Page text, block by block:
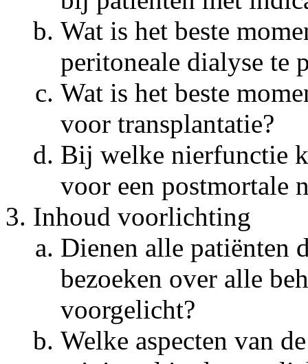
Wat is het beste
peritoneale dialyse te
Wat is het beste
voor transplantatie?
Bij welke nierfunctie
voor een postmortale
Inhoud voorlichting
Dienen alle patiënten
bezoeken over alle
voorgelicht?
Welke aspecten van